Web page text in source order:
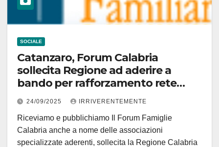
SOCIALE
Catanzaro, Forum Calabria
sollecita Regione ad aderire a
bando per rafforzamento rete
Centri per famiglia dipartimento
nazionale
24/09/2025 IRRIVERENTEMENTE
Riceviamo e pubblichiamo Il Forum Famiglie
Calabria anche a nome delle associazioni
specializzate aderenti, sollecita la Regione Calabria